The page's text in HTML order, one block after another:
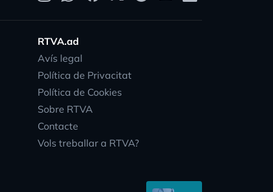
RTVA.ad
Avís legal
Política de Privacitat
Política de Cookies
Sobre RTVA
Contacte
Vols treballar a RTVA?